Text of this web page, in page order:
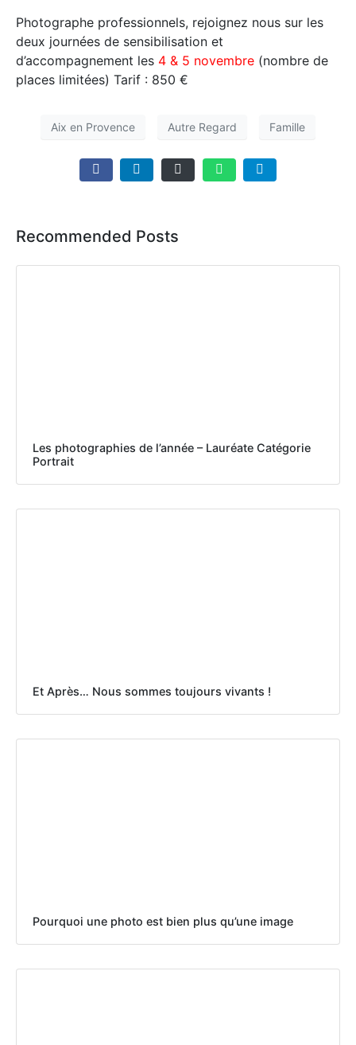
Photographe professionnels, rejoignez nous sur les
deux journées de sensibilisation et
d’accompagnement les 4 & 5 novembre (nombre de
places limitées) Tarif : 850 €
Aix en Provence Autre Regard Famille
Recommended Posts
Les photographies de l’année – Lauréate Catégorie
Portrait
Et Après… Nous sommes toujours vivants !
Pourquoi une photo est bien plus qu’une image